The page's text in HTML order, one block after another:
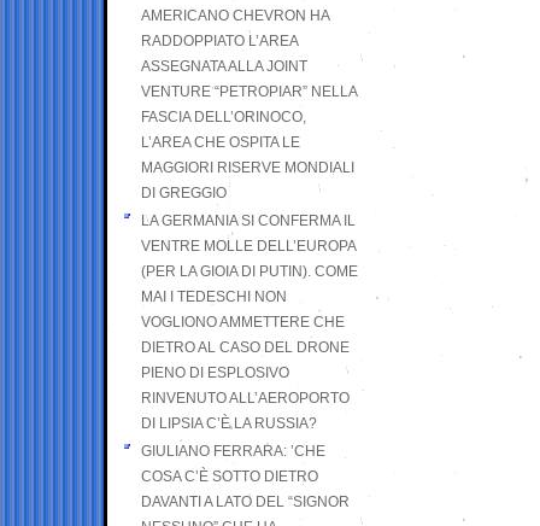
AMERICANO CHEVRON HA
RADDOPPIATO L’AREA
ASSEGNATA ALLA JOINT
VENTURE “PETROPIAR” NELLA
FASCIA DELL’ORINOCO,
L’AREA CHE OSPITA LE
MAGGIORI RISERVE MONDIALI
DI GREGGIO
LA GERMANIA SI CONFERMA IL
VENTRE MOLLE DELL’EUROPA
(PER LA GIOIA DI PUTIN). COME
MAI I TEDESCHI NON
VOGLIONO AMMETTERE CHE
DIETRO AL CASO DEL DRONE
PIENO DI ESPLOSIVO
RINVENUTO ALL’AEROPORTO
DI LIPSIA C’È LA RUSSIA?
GIULIANO FERRARA: ’CHE
COSA C’È SOTTO DIETRO
DAVANTI A LATO DEL “SIGNOR